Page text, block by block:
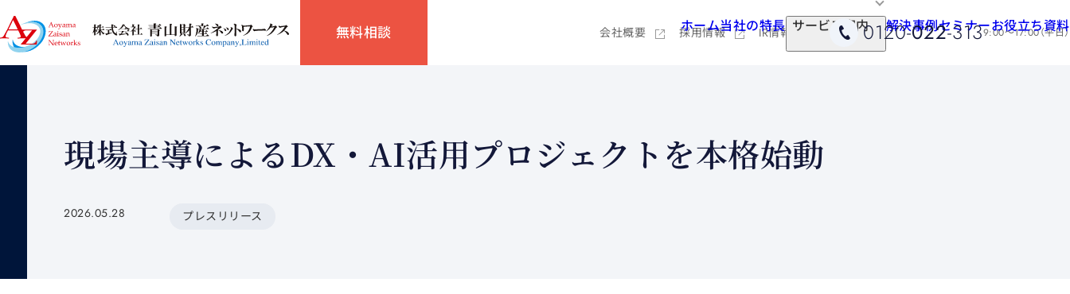
ホーム当社の特長 サービス案内 解決事例セミナーお役立ち資料
会社概要 採用情報 IR情報 0120-022-3139:00～17:00（平日）
無料相談
現場主導によるDX・AI活用プロジェクトを本格始動
2026.05.28 プレスリリース